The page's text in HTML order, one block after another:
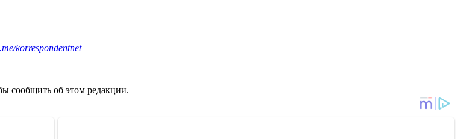
korrespondentnet
сообщить об этом редакции.